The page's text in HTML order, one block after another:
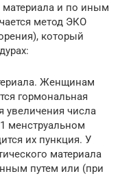
материала и по иным
метод ЭКО
который
Женщинам
гормональная
увеличения числа
менструальном
их пункция. У
материала
путем или (при